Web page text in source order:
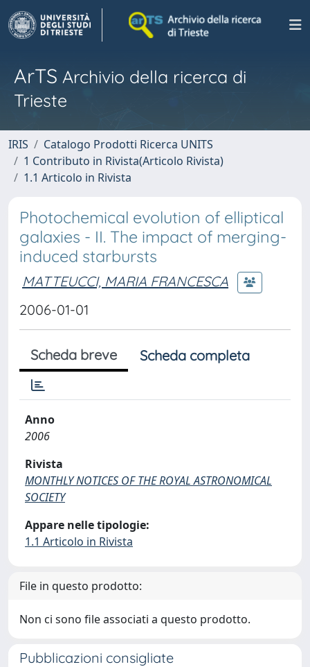
ArTS Archivio della ricerca di
Trieste
IRIS
Catalogo Prodotti Ricerca UNITS
1 Contributo in Rivista(Articolo Rivista)
1.1 Articolo in Rivista
Photochemical evolution of elliptical
galaxies - II. The impact of merging-
induced starbursts
MATTEUCCI, MARIA FRANCESCA
2006-01-01
Scheda breve Scheda completa
Anno
2006
Rivista
MONTHLY NOTICES OF THE ROYAL ASTRONOMICAL
SOCIETY
Appare nelle tipologie:
1.1 Articolo in Rivista
File in questo prodotto:
Non ci sono file associati a questo prodotto.
Pubblicazioni consigliate